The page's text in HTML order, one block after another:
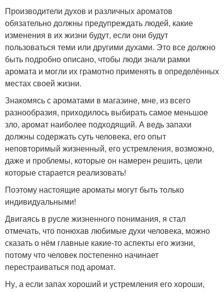
Производители духов и различных ароматов
обязательно должны предупреждать людей, какие
изменения в их жизни будут, если они будут
пользоваться теми или другими духами. Это все должно
быть подробно описано, чтобы люди знали рамки
аромата и могли их грамотно применять в определённых
местах своей жизни.
Знакомясь с ароматами в магазине, мне, из всего
разнообразия, приходилось выбирать самое меньшое
зло, аромат наиболее подходящий. А ведь запахи
должны содержать суть человека, его опыт
неповторимый жизненный, его устремления, возможно,
даже и проблемы, которые он намерен решить, цели
которые старается реализовать!
Поэтому настоящие ароматы могут быть только
индивидуальными!
Двигаясь в русле жизненного понимания, я стал
отмечать, что понюхав любимые духи человека, можно
сказать о нём главные какие-то аспекты его жизни,
потому что человек постепенно начинает
перестраиваться под аромат.
Ну, а если запах хороший и устремления его хороши,